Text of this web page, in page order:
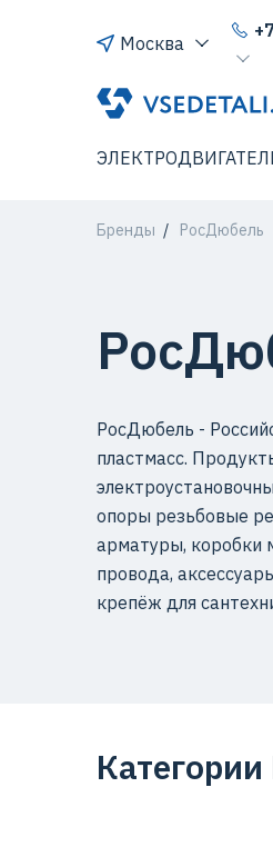
Москва
Бренды РосДюбель
РосДюбель -
пластмасс.
опоры резьбовые
арматуры, коробки
провода,
крепёж для